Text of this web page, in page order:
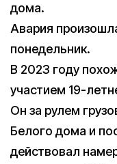
дома.
Авария
понедельник.
В 2023 году
участием 19-
Он за рулем
Белого дома и
действовал